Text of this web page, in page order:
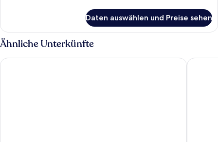
Daten auswählen und Preise sehen
Ähnliche Unterkünfte
Maldron Hotel Newlands Cross Clayton